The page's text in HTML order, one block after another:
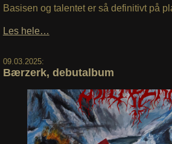
Basisen og talentet er så definitivt på
Les hele…
09.03.2025:
Bærzerk, debutalbum